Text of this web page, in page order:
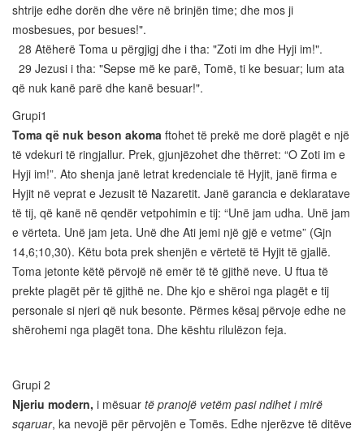
shtrije edhe dorën dhe vëre në brinjën time; dhe mos ji
mosbesues, por besues!".
28 Atëherë Toma u përgjigj dhe i tha: "Zoti im dhe Hyji im!".
29 Jezusi i tha: "Sepse më ke parë, Tomë, ti ke besuar; lum ata
që nuk kanë parë dhe kanë besuar!".
Grupi1
Toma që nuk beson akoma ftohet të prekë me dorë plagët e një
të vdekuri të ringjallur. Prek, gjunjëzohet dhe thërret: “O Zoti im e
Hyji im!”. Ato shenja janë letrat kredenciale të Hyjit, janë firma e
Hyjit në veprat e Jezusit të Nazaretit. Janë garancia e deklaratave
të tij, që kanë në qendër vetpohimin e tij: “Unë jam udha. Unë jam
e vërteta. Unë jam jeta. Unë dhe Ati jemi një gjë e vetme” (Gjn
14,6;10,30). Këtu bota prek shenjën e vërtetë të Hyjit të gjallë.
Toma jetonte këtë përvojë në emër të të gjithë neve. U ftua të
prekte plagët për të gjithë ne. Dhe kjo e shëroi nga plagët e tij
personale si njeri që nuk besonte. Përmes kësaj përvoje edhe ne
shërohemi nga plagët tona. Dhe kështu rilulëzon feja.
Grupi 2
Njeriu modern, i mësuar të pranojë vetëm pasi ndihet i mirë
sqaruar, ka nevojë për përvojën e Tomës. Edhe njerëzve të ditëve